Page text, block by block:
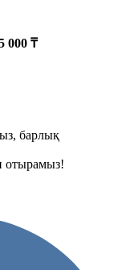
000 ₸
барлық
отырамыз!